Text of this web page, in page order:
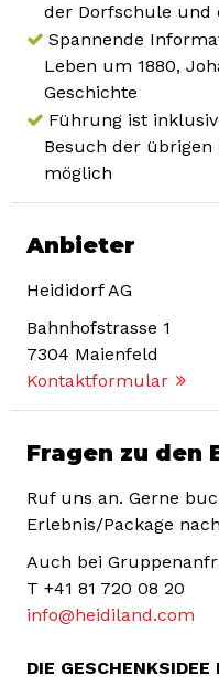
der Dorfschule und
Spannende
Leben um 1880,
Geschichte
Führung ist
Besuch der
möglich
Anbieter
Heididorf AG
Bahnhofstrasse 1
7304 Maienfeld
Kontaktformular
Fragen zu den
Ruf uns an. Gerne
Erlebnis/Package
Auch bei
T +41 81 720 08 20
info@heidiland.com
DIE